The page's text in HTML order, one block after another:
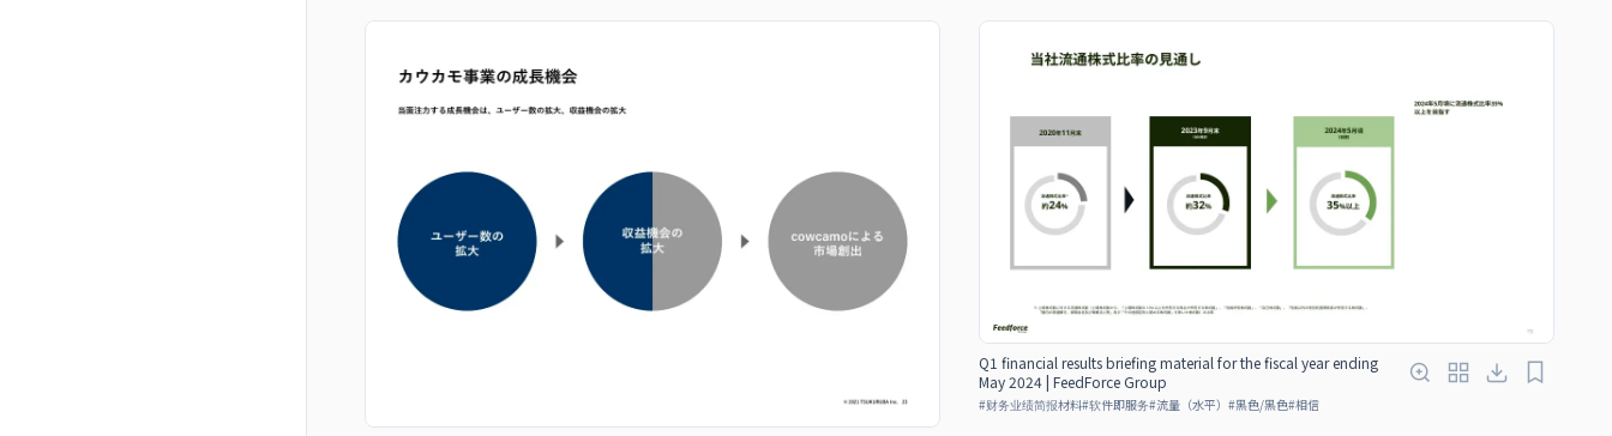
Q1 financial results briefing material for the fiscal year ending
May 2024 | FeedForce Group
#财务业绩简报材料#软件即服务#流量（水平） #黑色/黑色#相信